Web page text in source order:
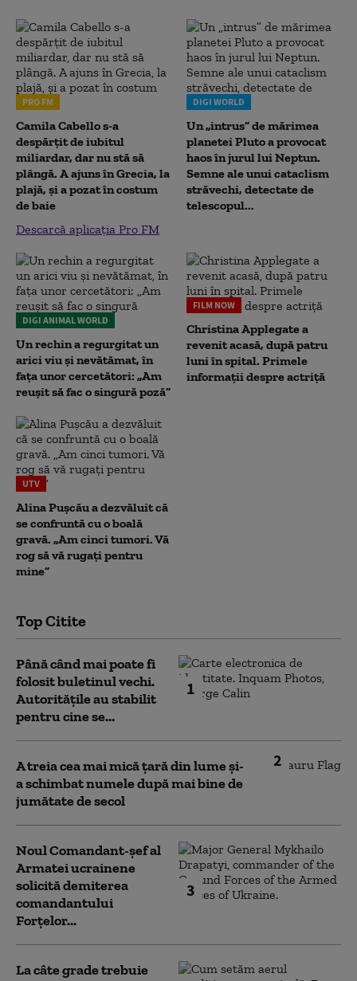
PRO FM
Camila Cabello s-a
despărțit de iubitul
miliardar, dar nu stă să
plângă. A ajuns în Grecia, la
plajă, și a pozat în costum
de baie
Descarcă aplicația Pro FM
DIGI WORLD
Un „intrus” de mărimea
planetei Pluto a provocat
haos în jurul lui Neptun.
Semne ale unui cataclism
străvechi, detectate de
telescopul...
DIGI ANIMAL WORLD
Un rechin a regurgitat un
arici viu și nevătămat, în
fața unor cercetători: „Am
reușit să fac o singură poză”
FILM NOW
Christina Applegate a
revenit acasă, după patru
luni în spital. Primele
informații despre actriță
UTV
Alina Pușcău a dezvăluit că
se confruntă cu o boală
gravă. „Am cinci tumori. Vă
rog să vă rugați pentru
mine”
Top Citite
1
Până când mai poate fi
folosit buletinul vechi.
Autoritățile au stabilit
pentru cine se...
2
A treia cea mai mică țară din lume și-
a schimbat numele după mai bine de
jumătate de secol
3
Noul Comandant-șef al
Armatei ucrainene
solicită demiterea
comandantului
Forțelor...
La câte grade trebuie